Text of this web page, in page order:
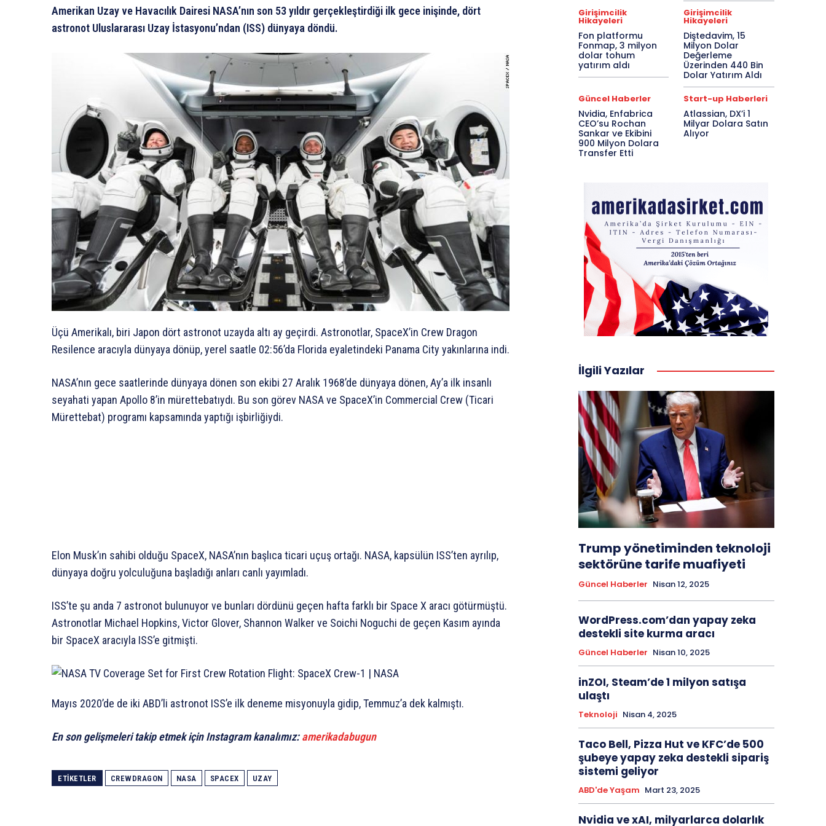
Amerikan Uzay ve Havacılık Dairesi NASA’nın son 53 yıldır gerçekleştirdiği ilk gece inişinde, dört
astronot Uluslararası Uzay İstasyonu’ndan (ISS) dünyaya döndü.
Üçü Amerikalı, biri Japon dört astronot uzayda altı ay geçirdi. Astronotlar, SpaceX’in Crew Dragon
Resilence aracıyla dünyaya dönüp, yerel saatle 02:56’da Florida eyaletindeki Panama City yakınlarına indi.
NASA’nın gece saatlerinde dünyaya dönen son ekibi 27 Aralık 1968’de dünyaya dönen, Ay’a ilk insanlı
seyahati yapan Apollo 8’in mürettebatıydı. Bu son görev NASA ve SpaceX’in Commercial Crew (Ticari
Mürettebat) programı kapsamında yaptığı işbirliğiydi.
Elon Musk’ın sahibi olduğu SpaceX, NASA’nın başlıca ticari uçuş ortağı. NASA, kapsülün ISS’ten ayrılıp,
dünyaya doğru yolculuğuna başladığı anları canlı yayımladı.
ISS’te şu anda 7 astronot bulunuyor ve bunları dördünü geçen hafta farklı bir Space X aracı götürmüştü.
Astronotlar Michael Hopkins, Victor Glover, Shannon Walker ve Soichi Noguchi de geçen Kasım ayında
bir SpaceX aracıyla ISS’e gitmişti.
Mayıs 2020’de de iki ABD’li astronot ISS’e ilk deneme misyonuyla gidip, Temmuz’a dek kalmıştı.
En son gelişmeleri takip etmek için Instagram kanalımız:amerikadabugun
ETIKETLER CREWDRAGON NASA SPACEX UZAY
Girişimcilik
Hikayeleri
Fon platformu
Fonmap, 3 milyon
dolar tohum
yatırım aldı
Girişimcilik
Hikayeleri
Diştedavim, 15
Milyon Dolar
Değerleme
Üzerinden 440 Bin
Dolar Yatırım Aldı
Güncel Haberler
Nvidia, Enfabrica
CEO’su Rochan
Sankar ve Ekibini
900 Milyon Dolara
Transfer Etti
Start-up Haberleri
Atlassian, DX’i 1
Milyar Dolara Satın
Alıyor
İlgili Yazılar
Trump yönetiminden teknoloji
sektörüne tarife muafiyeti
Güncel Haberler Nisan 12, 2025
WordPress.com’dan yapay zeka
destekli site kurma aracı
Güncel Haberler Nisan 10, 2025
inZOI, Steam’de 1 milyon satışa
ulaştı
Teknoloji Nisan 4, 2025
Taco Bell, Pizza Hut ve KFC’de 500
şubeye yapay zeka destekli sipariş
sistemi geliyor
ABD'de Yaşam Mart 23, 2025
Nvidia ve xAI, milyarlarca dolarlık